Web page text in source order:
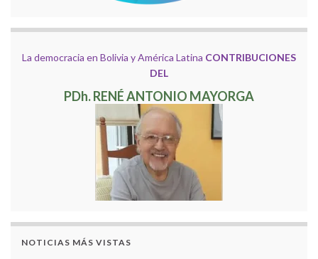
La democracia en Bolivia y América Latina CONTRIBUCIONES
DEL
PDh. RENÉ ANTONIO MAYORGA
NOTICIAS MÁS VISTAS